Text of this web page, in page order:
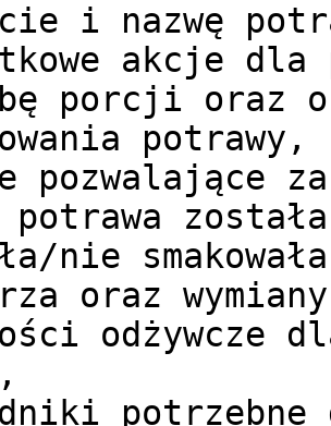
i nazwę
akcje dla
porcji oraz
potrawy,
pozwalające
nie
oraz
odżywcze
potrzebne